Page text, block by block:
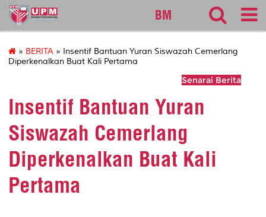
127
BM
» BERITA » Insentif Bantuan Yuran Siswazah Cemerlang
Diperkenalkan Buat Kali Pertama
Senarai Berita
Insentif Bantuan Yuran
Siswazah Cemerlang
Diperkenalkan Buat Kali
Pertama